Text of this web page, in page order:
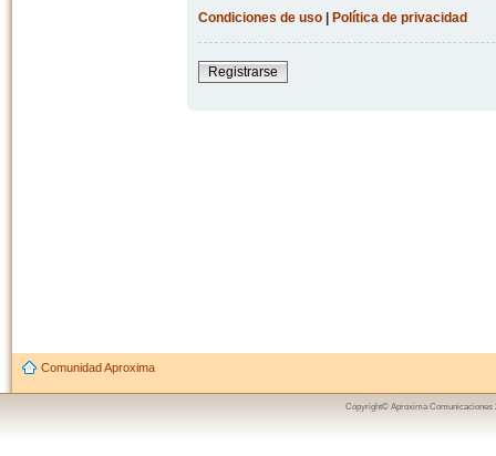
Condiciones de uso| Política de privacidad
Registrarse
Comunidad Aproxima
Copyright© Aproxima Comunicaciones